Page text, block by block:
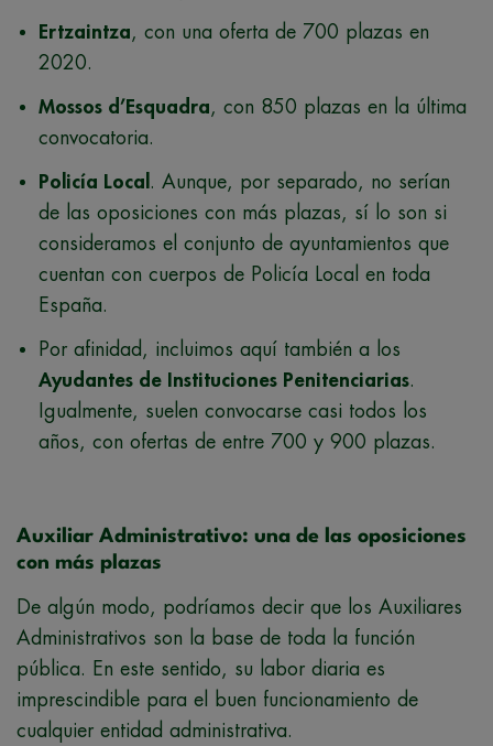
Ertzaintza, con una oferta de 700 plazas en
2020.
Mossos d’Esquadra, con 850 plazas en la última
convocatoria.
Policía Local . Aunque, por separado, no serían
de las oposiciones con más plazas, sí lo son si
consideramos el conjunto de ayuntamientos que
cuentan con cuerpos de Policía Local en toda
España.
Por afinidad, incluimos aquí también a los
Ayudantes de Instituciones Penitenciarias.
Igualmente, suelen convocarse casi todos los
años, con ofertas de entre 700 y 900 plazas.
Auxiliar Administrativo: una de las oposiciones
con más plazas
De algún modo, podríamos decir que los Auxiliares
Administrativos son la base de toda la función
pública. En este sentido, su labor diaria es
imprescindible para el buen funcionamiento de
cualquier entidad administrativa.